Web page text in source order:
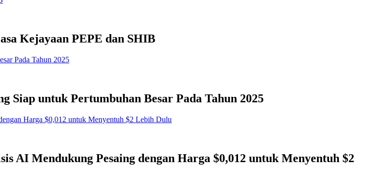
Kejayaan PEPE dan SHIB
untuk Pertumbuhan Besar Pada Tahun 2025
AI Mendukung Pesaing dengan Harga $0,012 untuk Menyentuh $2